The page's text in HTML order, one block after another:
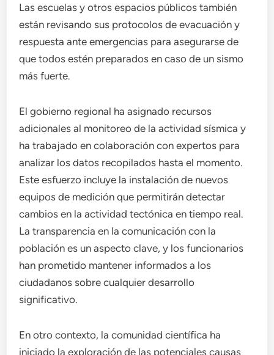
Las escuelas y otros espacios públicos también
están revisando sus protocolos de evacuación y
respuesta ante emergencias para asegurarse de
que todos estén preparados en caso de un sismo
más fuerte.
El gobierno regional ha asignado recursos
adicionales al monitoreo de la actividad sísmica y
ha trabajado en colaboración con expertos para
analizar los datos recopilados hasta el momento.
Este esfuerzo incluye la instalación de nuevos
equipos de medición que permitirán detectar
cambios en la actividad tectónica en tiempo real.
La transparencia en la comunicación con la
población es un aspecto clave, y los funcionarios
han prometido mantener informados a los
ciudadanos sobre cualquier desarrollo
significativo.
En otro contexto, la comunidad científica ha
iniciado la exploración de las potenciales causas